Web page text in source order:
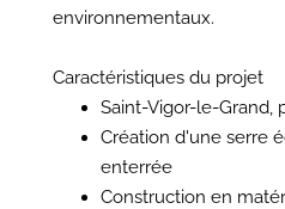
environnementaux.
Caractéristiques du projet
Saint-Vigor-le-Grand,
Création d'une serre
enterrée
Construction en